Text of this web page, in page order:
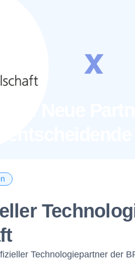
Technologiepartner der